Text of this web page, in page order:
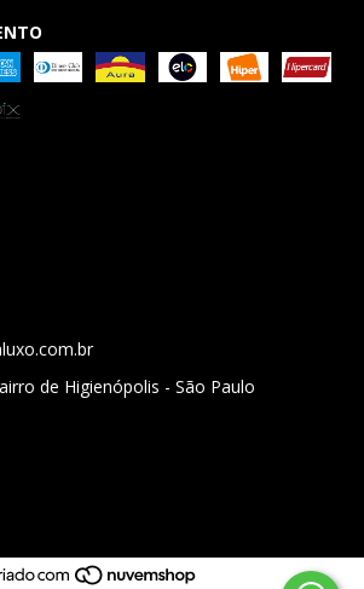
de Higienópolis - São Paulo